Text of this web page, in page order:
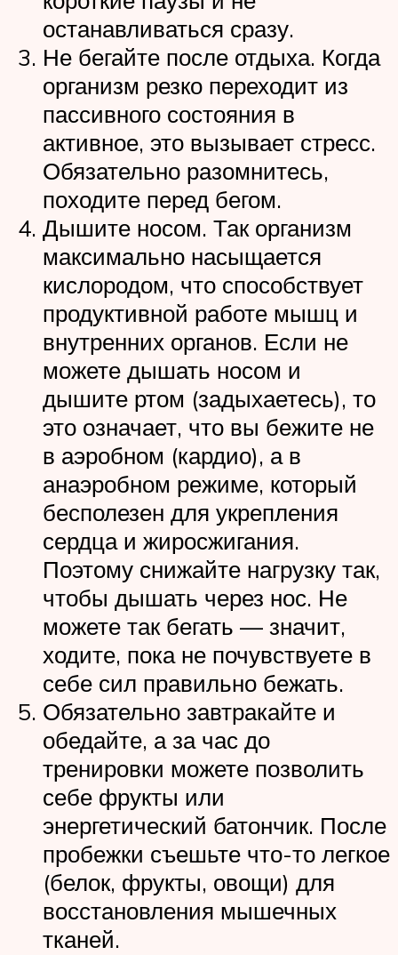
останавливаться сразу.
Не бегайте после отдыха. Когда
организм резко переходит из
пассивного состояния в
активное, это вызывает стресс.
Обязательно разомнитесь,
походите перед бегом.
Дышите носом. Так организм
максимально насыщается
кислородом, что способствует
продуктивной работе мышц и
внутренних органов. Если не
можете дышать носом и
дышите ртом (задыхаетесь), то
это означает, что вы бежите не
в аэробном (кардио), а в
анаэробном режиме, который
бесполезен для укрепления
сердца и жиросжигания.
Поэтому снижайте нагрузку так,
чтобы дышать через нос. Не
можете так бегать — значит,
ходите, пока не почувствуете в
себе сил правильно бежать.
Обязательно завтракайте и
обедайте, а за час до
тренировки можете позволить
себе фрукты или
энергетический батончик. После
пробежки съешьте что-то легкое
(белок, фрукты, овощи) для
восстановления мышечных
тканей.